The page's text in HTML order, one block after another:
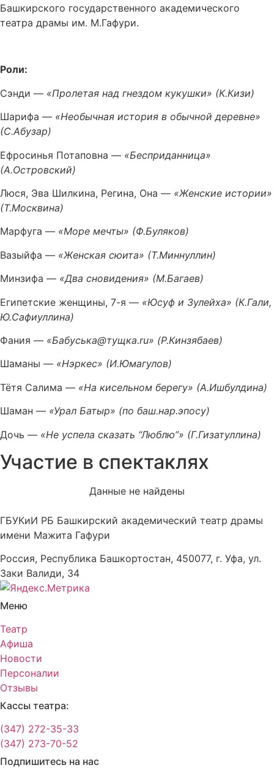
Башкирского государственного академического
театра драмы им. М.Гафури.
Роли:
Сэнди — «Пролетая над гнездом кукушки» (К.Кизи)
Шарифа — «Необычная история в обычной деревне»
(С.Абузар)
Ефросинья Потаповна — «Бесприданница»
(А.Островский)
Люся, Эва Шилкина, Регина, Она — «Женские истории»
(Т.Москвина)
Марфуга — «Море мечты» (Ф.Буляков)
Вазыйфа — «Женская сюита» (Т.Миннуллин)
Минзифа — «Два сновидения» (М.Багаев)
Египетские женщины, 7-я — «Юсуф и Зулейха» (К.Гали,
Ю.Сафиуллина)
Фания — «Бабуська@тущка.ru» (Р.Кинзябаев)
Шаманы — «Нэркес» (И.Юмагулов)
Тётя Салима — «На кисельном берегу» (А.Ишбулдина)
Шаман — «Урал Батыр» (по баш.нар.эпосу)
Дочь — «Не успела сказать “Люблю”» (Г.Гизатуллина)
Участие в спектаклях
Данные не найдены
ГБУКиИ РБ Башкирский академический театр драмы
имени Мажита Гафури
Россия, Республика Башкортостан, 450077, г. Уфа, ул.
Заки Валиди, 34
Меню
Театр
Афиша
Новости
Персоналии
Отзывы
Кассы театра:
(347) 272-35-33
(347) 273-70-52
Подпишитесь на нас